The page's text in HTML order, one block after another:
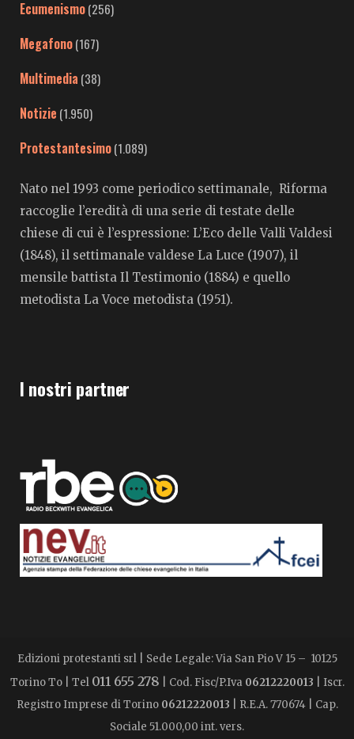
Ecumenismo(256)
Megafono(167)
Multimedia (38)
Notizie (1.950)
Protestantesimo(1.089)
Nato nel 1993 come periodico settimanale, Riforma
raccoglie l’eredità di una serie di testate delle
chiese di cui è l’espressione: L’Eco delle Valli Valdesi
(1848), il settimanale valdese La Luce (1907), il
mensile battista Il Testimonio (1884) e quello
metodista La Voce metodista (1951).
I nostri partner
Edizioni protestanti srl | Sede Legale: Via San Pio V 15 – 10125
Torino To | Tel 011 655 278 | Cod. Fisc/P.Iva 06212220013 | Iscr.
Registro Imprese di Torino 06212220013 | R.E.A. 770674 | Cap.
Sociale 51.000,00 int. vers.